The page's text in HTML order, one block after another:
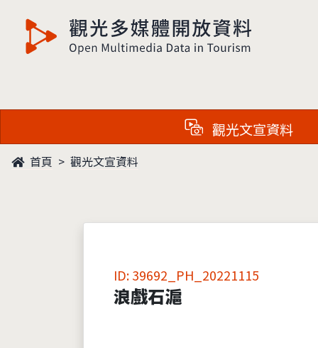
觀光多媒體開放資料
觀光文宣資料
首頁 觀光文宣資料
ID: 39692_PH_20221115
浪戲石滬